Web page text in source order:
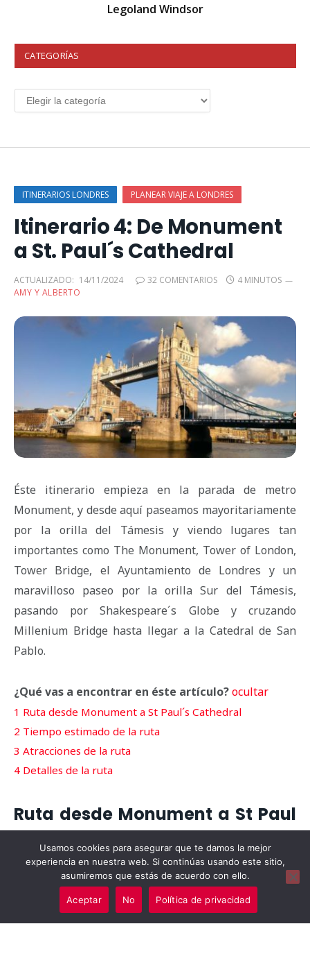
Legoland Windsor
CATEGORÍAS
ITINERARIOS LONDRES PLANEAR VIAJE A LONDRES
Itinerario 4: De Monument
a St. Paul´s Cathedral
ACTUALIZADO: 14/11/2024 32 COMENTARIOS
4 MINUTOS
AMY Y ALBERTO
Éste itinerario empieza en la parada de metro
Monument, y desde aquí paseamos mayoritariamente
por la orilla del Támesis y viendo lugares tan
importantes como The Monument, Tower of London,
Tower Bridge, el Ayuntamiento de Londres y un
maravilloso paseo por la orilla Sur del Támesis,
pasando por Shakespeare´s Globe y cruzando
Millenium Bridge hasta llegar a la Catedral de San
Pablo.
¿Qué vas a encontrar en éste artículo?ocultar
1 Ruta desde Monument a St Paul´s Cathedral
2 Tiempo estimado de la ruta
3 Atracciones de la ruta
4 Detalles de la ruta
Ruta desde Monument a St Paul
´s Cathedral
Tiempo estimado de la ruta
Se trata de un itinerario bastante largo, al que yo
Usamos cookies para asegurar que te damos la mejor
experiencia en nuestra web. Si continúas usando este sitio,
asumiremos que estás de acuerdo con ello.
Aceptar No Política de privacidad